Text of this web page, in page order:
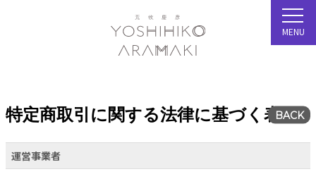
MENU
特定商取引に関する法律に基づく表示
BACK
運営事業者